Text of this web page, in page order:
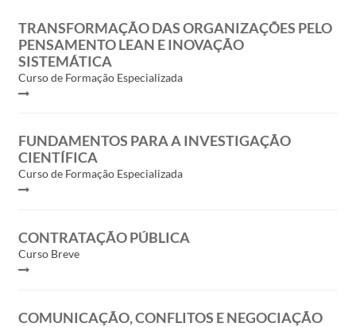
TRANSFORMAÇÃO DAS ORGANIZAÇÕES PELO
PENSAMENTO LEAN E INOVAÇÃO
SISTEMÁTICA
Curso de Formação Especializada
FUNDAMENTOS PARA A INVESTIGAÇÃO
CIENTÍFICA
Curso de Formação Especializada
CONTRATAÇÃO PÚBLICA
Curso Breve
COMUNICAÇÃO, CONFLITOS E NEGOCIAÇÃO